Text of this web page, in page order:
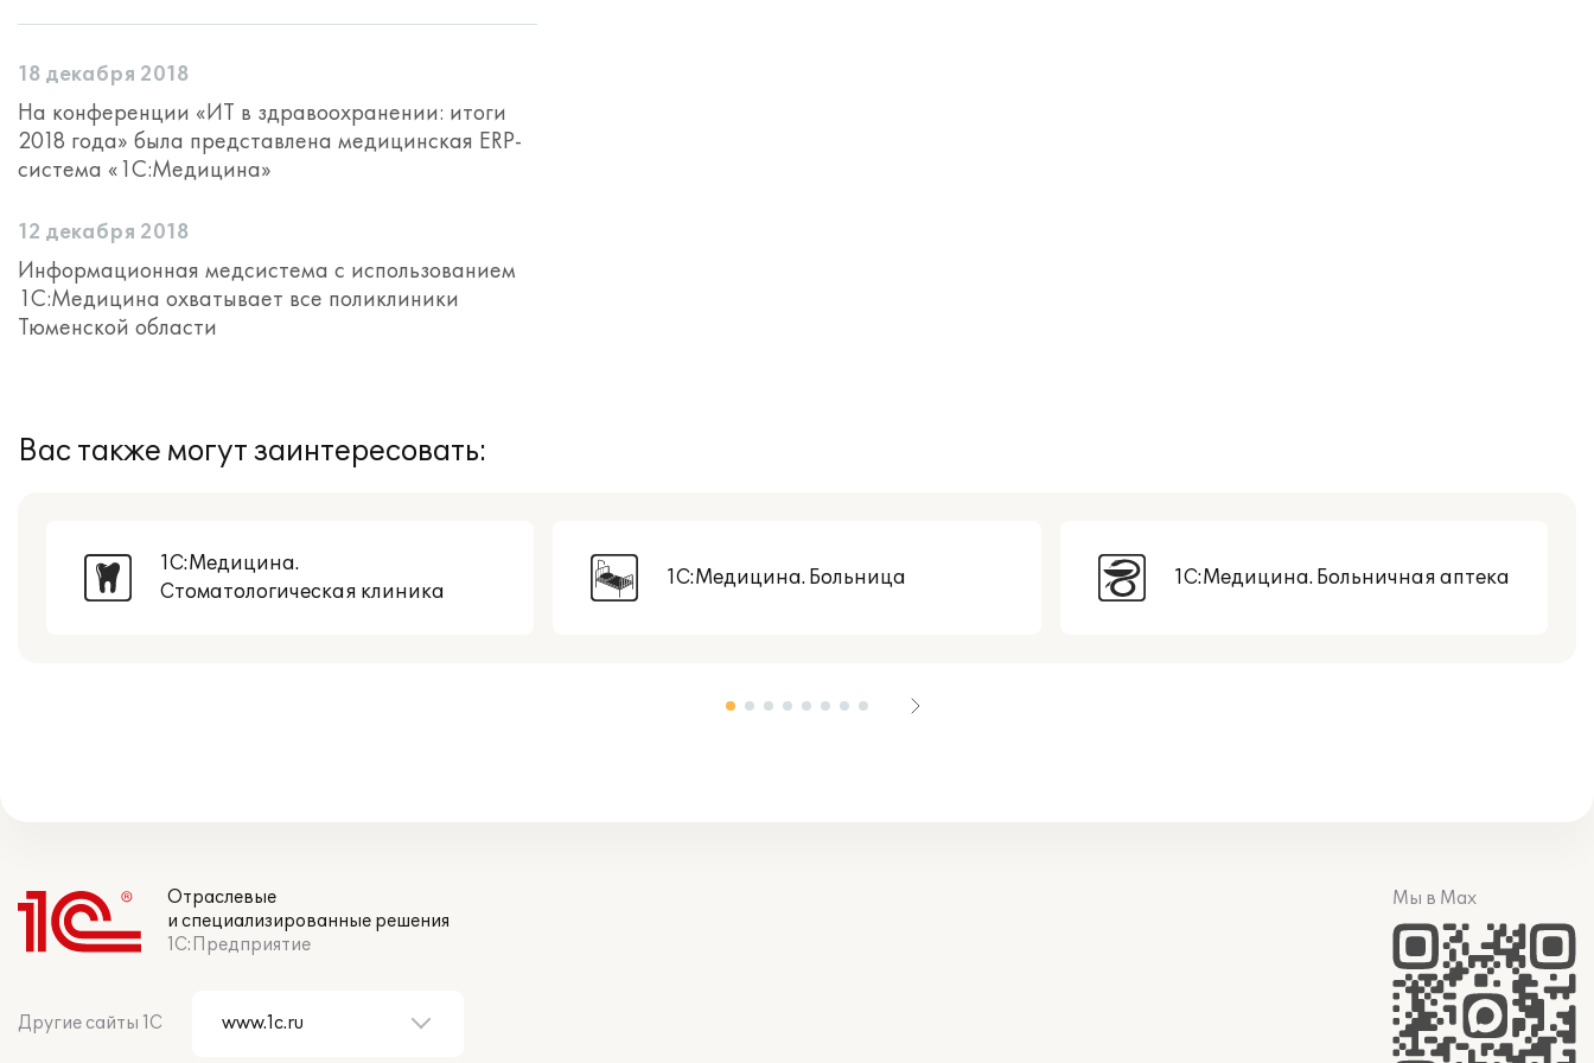
18 декабря 2018
На конференции «ИТ в здравоохранении: итоги
2018 года» была представлена медицинская ERP-
система «1С:Медицина»
12 декабря 2018
Информационная медсистема с использованием
1С:Медицина охватывает все поликлиники
Тюменской области
Вас также могут заинтересовать:
1С:Медицина.
Стоматологическая клиника
1С:Медицина. Больница 1С:Медицина. Больничная аптека
Отраслевые
и специализированные решения
1С:Предприятие
Другие сайты 1С
Мы в Max